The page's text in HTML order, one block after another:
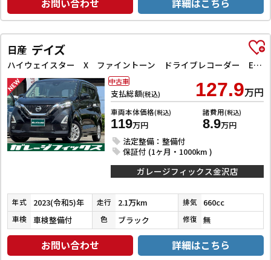
お問い合わせ 詳細はこちら
日産 デイズ
ハイウェイスター X ファイントーン ドライブレコーダー ETC 全周囲カメラ クリアランスソナー 衝突被害軽減システム オートライト LEDヘッドランプ スマートキー アイドリングストップ 電動格納ミラー ベンチシート CVT
支払総額(税込) 127.9万円
車両本体価格(税込)
119万円
諸費用(税込)
8.9万円
法定整備：整備付
保証付 (1ヶ月・1000km )
中古車
ガレージフィックス金沢店
年式 2023(令和5)年 走行 2.1万km 排気 660cc
車検 車検整備付 色 ブラック 修復 無
お問い合わせ 詳細はこちら